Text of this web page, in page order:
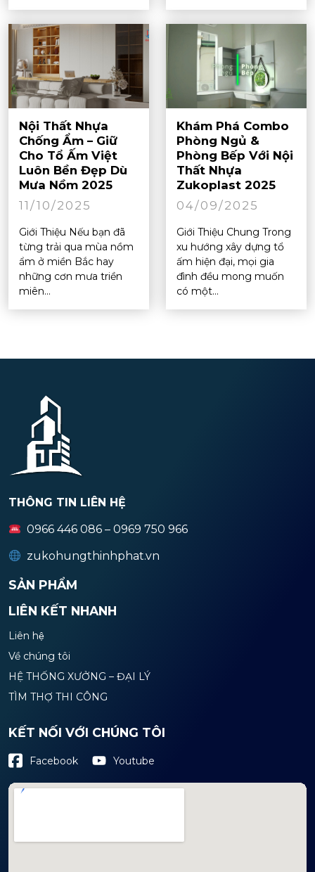
Nội Thất Nhựa
Chống Ẩm – Giữ
Cho Tổ Ấm Việt
Luôn Bền Đẹp Dù
Mưa Nồm 2025
11/10/2025
Giới Thiệu Nếu bạn đã
từng trải qua mùa nồm
ẩm ở miền Bắc hay
những cơn mưa triền
miên...
Khám Phá Combo
Phòng Ngủ &
Phòng Bếp Với Nội
Thất Nhựa
Zukoplast 2025
04/09/2025
Giới Thiệu Chung Trong
xu hướng xây dựng tổ
ấm hiện đại, mọi gia
đình đều mong muốn
có một...
THÔNG TIN LIÊN HỆ
0966 446 086 – 0969 750 966
zukohungthinhphat.vn
SẢN PHẨM
LIÊN KẾT NHANH
Liên hệ
Về chúng tôi
HỆ THỐNG XƯỞNG – ĐẠI LÝ
TÌM THỢ THI CÔNG
KẾT NỐI VỚI CHÚNG TÔI
Facebook Youtube